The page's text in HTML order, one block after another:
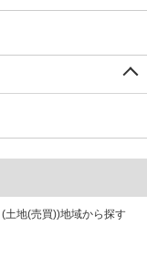
(土地(売買))地域から探す